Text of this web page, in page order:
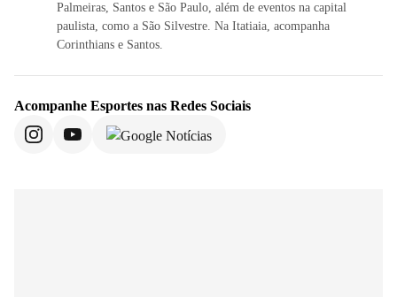
Palmeiras, Santos e São Paulo, além de eventos na capital
paulista, como a São Silvestre. Na Itatiaia, acompanha
Corinthians e Santos.
Acompanhe Esportes nas Redes Sociais